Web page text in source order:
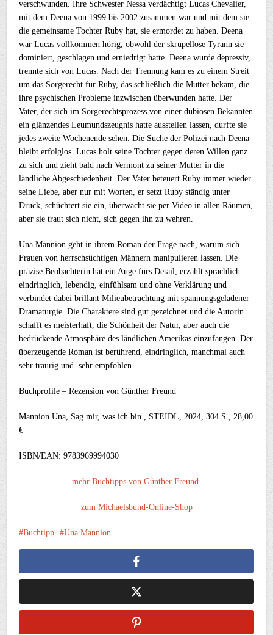
verschwunden. Ihre Schwester Nessa verdächtigt Lucas Chevalier,
mit dem Deena von 1999 bis 2002 zusammen war und mit dem sie
die gemeinsame Tochter Ruby hat, sie ermordet zu haben. Deena
war Lucas vollkommen hörig, obwohl der skrupellose Tyrann sie
dominiert, geschlagen und erniedrigt hatte. Deena wurde depressiv,
trennte sich von Lucas. Nach der Trennung kam es zu einem Streit
um das Sorgerecht für Ruby, das schließlich die Mutter bekam, die
ihre psychischen Probleme inzwischen überwunden hatte. Der
Vater, der sich im Sorgerechtsprozess von einer dubiosen Bekannten
ein glänzendes Leumundszeugnis hatte ausstellen lassen, durfte sie
jedes zweite Wochenende sehen. Die Suche der Polizei nach Deena
bleibt erfolglos. Lucas holt seine Tochter gegen deren Willen ganz
zu sich und zieht bald nach Vermont zu seiner Mutter in die
ländliche Abgeschiedenheit. Der Vater beteuert Ruby immer wieder
seine Liebe, aber nur mit Worten, er setzt Ruby ständig unter
Druck, schüchtert sie ein, überwacht sie per Video in allen Räumen,
aber sie traut sich nicht, sich gegen ihn zu wehren.
Una Mannion geht in ihrem Roman der Frage nach, warum sich
Frauen von herrschsüchtigen Männern manipulieren lassen. Die
präzise Beobachterin hat ein Auge fürs Detail, erzählt sprachlich
eindringlich, lebendig, einfühlsam und ohne Verklärung und
verbindet dabei brillant Milieubetrachtung mit spannungsgeladener
Dramaturgie. Die Charaktere sind gut gezeichnet und die Autorin
schafft es meisterhaft, die Schönheit der Natur, aber auch die
bedrückende Atmosphäre des ländlichen Amerikas einzufangen. Der
überzeugende Roman ist berührend, eindringlich, manchmal auch
sehr traurig und sehr empfohlen.
Buchprofile – Rezension von Günther Freund
Mannion Una, Sag mir, was ich bin , STEIDL, 2024, 304 S., 28,00
€
ISBN/EAN: 9783969994030
mehr Buchtipps von Günther Freund
zum Michaelsbund-Online-Shop
Buchtipp Una Mannion